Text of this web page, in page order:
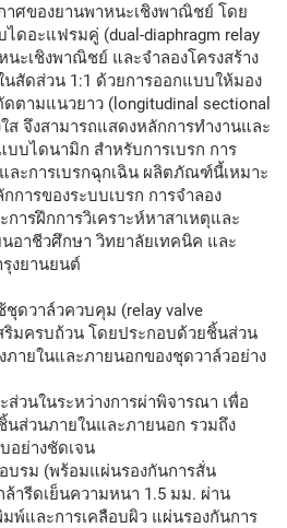
าศของยานพาหนะเชิงพาณิชย์ โดย
ดอะแฟรมคู่ (dual-diaphragm relay
ะเชิงพาณิชย์ และจำลองโครงสร้าง
สัดส่วน 1:1 ด้วยการออกแบบให้มอง
ตามแนวยาว (longitudinal sectional
ส จึงสามารถแสดงหลักการทำงานและ
บไดนามิก สำหรับการเบรก การ
ละการเบรกฉุกเฉิน ผลิตภัณฑ์นี้เหมาะ
การของระบบเบรก การจำลอง
ารฝึกการวิเคราะห์หาสาเหตุและ
อาชีวศึกษา วิทยาลัยเทคนิค และ
งยานยนต์
ดวาล์วควบคุม (relay valve
มครบถ้วน โดยประกอบด้วยชิ้นส่วน
ภายในและภายนอกของชุดวาล์วอย่าง
วนในระหว่างการผ่าพิจารณา เพื่อ
นส่วนภายในและภายนอก รวมถึง
อย่างชัดเจน
บรม (พร้อมแผ่นรองกันการสั่น
ารีดเย็นความหนา 1.5 มม. ผ่าน
พ์และการเคลือบผิว แผ่นรองกันการ